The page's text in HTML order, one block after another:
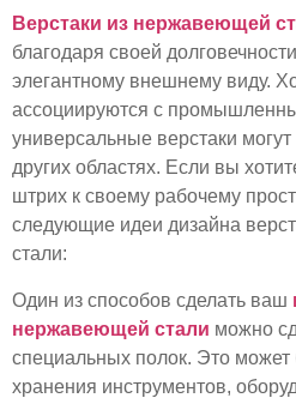
Верстаки из нержавеющей
благодаря своей
элегантному внешнему виду.
ассоциируются с
универсальные верстаки могут
других областях. Если вы
штрих к своему рабочему
следующие идеи дизайна
стали:
Один из способов сделать ваш
нержавеющей стали можно
специальных полок. Это может
хранения инструментов,